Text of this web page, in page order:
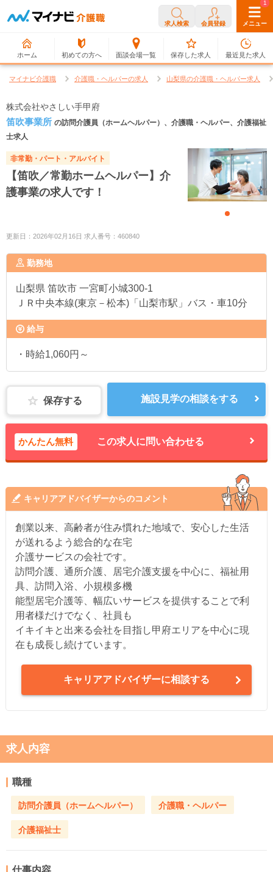
求人検索 会員登録 メニュー
ホーム 初めての方へ 面談会場一覧
0
保存した求人
1
最近見た求人
マイナビ介護職 介護職・ヘルパーの求人 山梨県の介護職・ヘルパー求人
株式会社やさしい手甲府
笛吹事業所 の訪問介護員（ホームヘルパー）、介護職・ヘルパー、介護福祉
士求人
非常勤・パート・アルバイト
【笛吹／常勤ホームヘルパー】介
護事業の求人です！
更新日：2026年02月16日 求人番号：460840
勤務地
山梨県 笛吹市 一宮町小城300-1
ＪＲ中央本線(東京－松本)「山梨市駅」バス・車10分
給与
・時給1,060円～
保存する 施設見学の相談をする
かんたん無料 この求人に問い合わせる
キャリアアドバイザーからのコメント
創業以来、高齢者が住み慣れた地域で、安心した生活
が送れるよう総合的な在宅
介護サービスの会社です。
訪問介護、通所介護、居宅介護支援を中心に、福祉用
具、訪問入浴、小規模多機
能型居宅介護等、幅広いサービスを提供することで利
用者様だけでなく、社員も
イキイキと出来る会社を目指し甲府エリアを中心に現
在も成長し続けています。
キャリアアドバイザーに相談する
求人内容
職種
訪問介護員（ホームヘルパー） 介護職・ヘルパー
介護福祉士